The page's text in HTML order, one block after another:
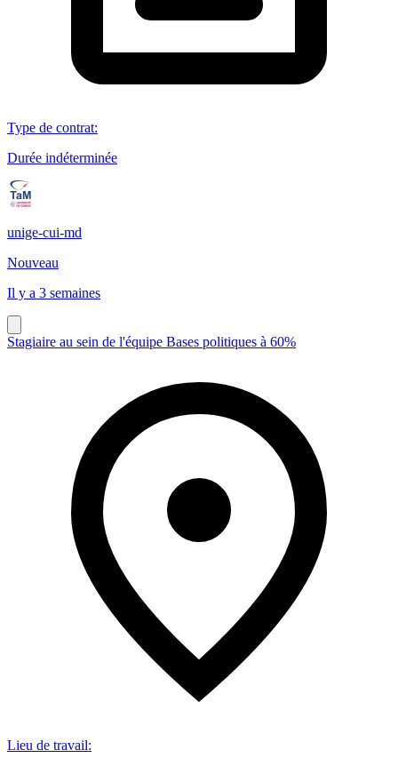
Type de contrat:
Durée indéterminée
unige-cui-md
Nouveau
Il y a 3 semaines
Stagiaire au sein de l'équipe Bases politiques à 60%
Lieu de travail: